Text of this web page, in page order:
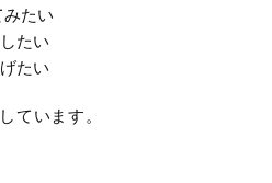
たい
たい
たい
ています。